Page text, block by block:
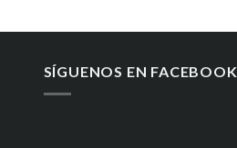
SÍGUENOS EN FACEBOOK